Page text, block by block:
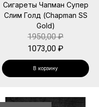
Сигареты Чапман Супер
Слим Голд (Chapman SS
Gold)
1950,00₽
1073,00 ₽
В корзину